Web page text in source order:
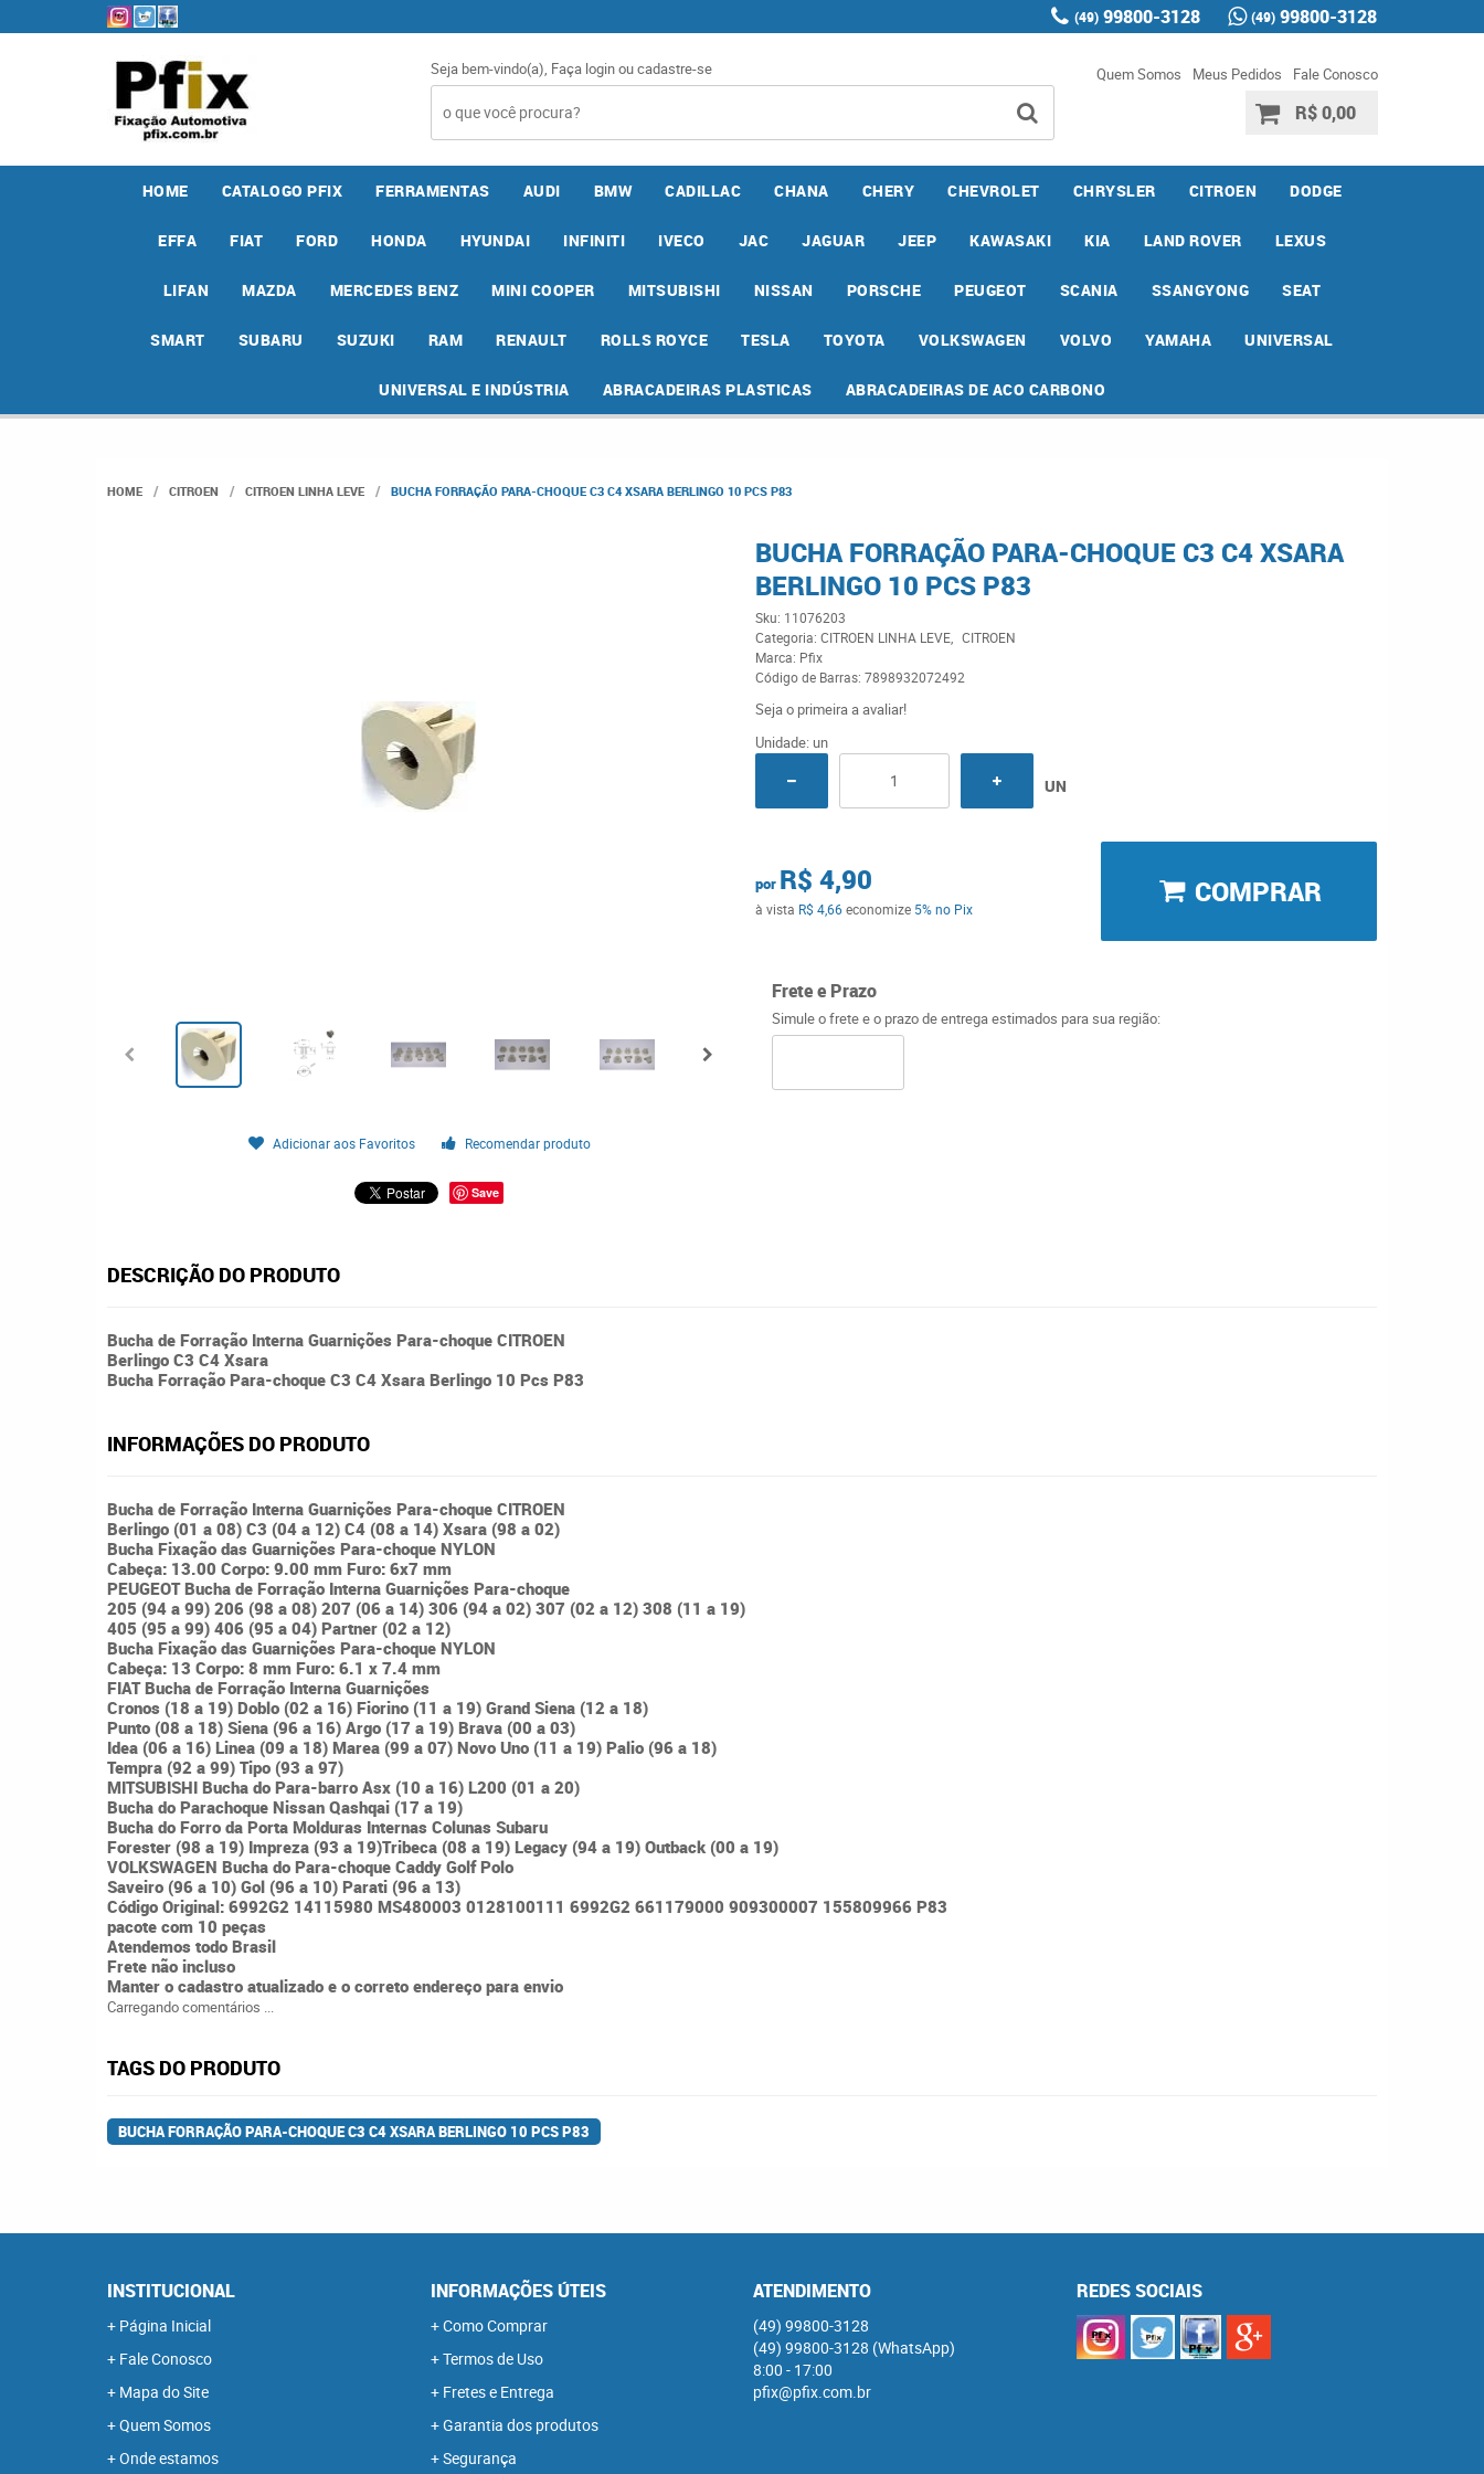
(49) 99800-3128 (49) 99800-3128
Seja bem-vindo(a), Faça loginoucadastre-se Quem Somos Meus Pedidos Fale Conosco
R$ 0,00
HOME CATALOGO PFIX FERRAMENTAS AUDI BMW CADILLAC CHANA CHERY CHEVROLET CHRYSLER CITROEN DODGE
EFFA FIAT FORD HONDA HYUNDAI INFINITI IVECO JAC JAGUAR JEEP KAWASAKI KIA LAND ROVER LEXUS
LIFAN MAZDA MERCEDES BENZ MINI COOPER MITSUBISHI NISSAN PORSCHE PEUGEOT SCANIA SSANGYONG SEAT
SMART SUBARU SUZUKI RAM RENAULT ROLLS ROYCE TESLA TOYOTA VOLKSWAGEN VOLVO YAMAHA UNIVERSAL
UNIVERSAL E INDÚSTRIA ABRACADEIRAS PLASTICAS ABRACADEIRAS DE ACO CARBONO
HOME CITROEN CITROEN LINHA LEVE BUCHA FORRAÇÃO PARA-CHOQUE C3 C4 XSARA BERLINGO 10 PCS P83
Adicionar aos Favoritos Recomendar produto
Save
BUCHA FORRAÇÃO PARA-CHOQUE C3 C4 XSARA
BERLINGO 10 PCS P83
Sku: 11076203
Categoria: CITROEN LINHA LEVE
CITROEN
Marca: Pfix
Código de Barras: 7898932072492
Seja o primeira a avaliar!
Unidade: un
UN
por R$ 4,90
à vista R$ 4,66economize 5% no Pix COMPRAR
Frete e Prazo
Simule o frete e o prazo de entrega estimados para sua região:
DESCRIÇÃO DO PRODUTO
Bucha de Forração Interna Guarnições Para-choque CITROEN
Berlingo C3 C4 Xsara
Bucha Forração Para-choque C3 C4 Xsara Berlingo 10 Pcs P83
INFORMAÇÕES DO PRODUTO
Bucha de Forração Interna Guarnições Para-choque CITROEN
Berlingo (01 a 08) C3 (04 a 12) C4 (08 a 14) Xsara (98 a 02)
Bucha Fixação das Guarnições Para-choque NYLON
Cabeça: 13.00 Corpo: 9.00 mm Furo: 6x7 mm
PEUGEOT Bucha de Forração Interna Guarnições Para-choque
205 (94 a 99) 206 (98 a 08) 207 (06 a 14) 306 (94 a 02) 307 (02 a 12) 308 (11 a 19)
405 (95 a 99) 406 (95 a 04) Partner (02 a 12)
Bucha Fixação das Guarnições Para-choque NYLON
Cabeça: 13 Corpo: 8 mm Furo: 6.1 x 7.4 mm
FIAT Bucha de Forração Interna Guarnições
Cronos (18 a 19) Doblo (02 a 16) Fiorino (11 a 19) Grand Siena (12 a 18)
Punto (08 a 18) Siena (96 a 16) Argo (17 a 19) Brava (00 a 03)
Idea (06 a 16) Linea (09 a 18) Marea (99 a 07) Novo Uno (11 a 19) Palio (96 a 18)
Tempra (92 a 99) Tipo (93 a 97)
MITSUBISHI Bucha do Para-barro Asx (10 a 16) L200 (01 a 20)
Bucha do Parachoque Nissan Qashqai (17 a 19)
Bucha do Forro da Porta Molduras Internas Colunas Subaru
Forester (98 a 19) Impreza (93 a 19)Tribeca (08 a 19) Legacy (94 a 19) Outback (00 a 19)
VOLKSWAGEN Bucha do Para-choque Caddy Golf Polo
Saveiro (96 a 10) Gol (96 a 10) Parati (96 a 13)
Código Original: 6992G2 14115980 MS480003 0128100111 6992G2 661179000 909300007 155809966 P83
pacote com 10 peças
Atendemos todo Brasil
Frete não incluso
Manter o cadastro atualizado e o correto endereço para envio
Carregando comentários ...
TAGS DO PRODUTO
BUCHA FORRAÇÃO PARA-CHOQUE C3 C4 XSARA BERLINGO 10 PCS P83
INSTITUCIONAL
Página Inicial
Fale Conosco
Mapa do Site
Quem Somos
Onde estamos
INFORMAÇÕES ÚTEIS
Como Comprar
Termos de Uso
Fretes e Entrega
Garantia dos produtos
Segurança
ATENDIMENTO
(49) 99800-3128
(49) 99800-3128 (WhatsApp)
8:00 - 17:00
pfix@pfix.com.br
REDES SOCIAIS